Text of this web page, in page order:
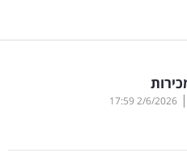
|
2/6/2026
17:59